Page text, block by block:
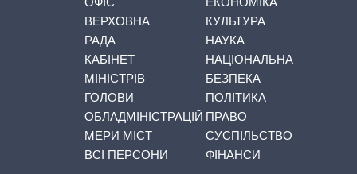
ВЕРХОВНА
РАДА
КАБІНЕТ
МІНІСТРІВ
ГОЛОВИ
ОБЛАДМІНІСТРАЦІЙ
МЕРИ МІСТ
ВСІ ПЕРСОНИ
КУЛЬТУРА
НАУКА
НАЦІОНАЛЬНА
БЕЗПЕКА
ПОЛІТИКА
ПРАВО
СУСПІЛЬСТВО
ФІНАНСИ